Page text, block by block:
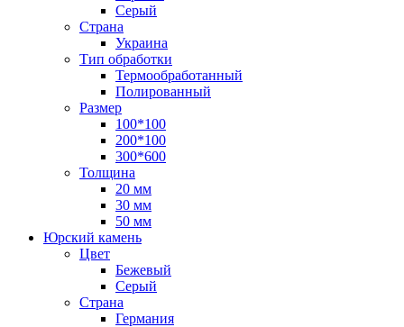
Серый
Страна
Украина
Тип обработки
Термообработанный
Полированный
Размер
100*100
200*100
300*600
Толщина
20 мм
30 мм
50 мм
Юрский камень
Цвет
Бежевый
Серый
Страна
Германия